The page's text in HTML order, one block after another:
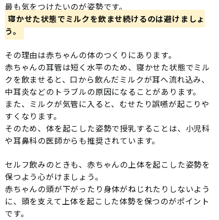
最も気をつけたいのが姿勢です。
寝かせた状態でミルクを飲ませ続けるのは避けましょ
う。
その理由は赤ちゃんの体のつくりにあります。
赤ちゃんの耳管は短く水平のため、寝かせた状態でミル
クを飲ませると、口から飲んだミルクが耳へ流れ込み、
中耳炎などのトラブルの原因になることがあります。
また、ミルクが気管に入ると、むせたり誤嚥が起こりや
すくなります。
そのため、体を起こした姿勢で授乳することは、小児科
や耳鼻科の医師からも推奨されています。
セルフ飲みのときも、赤ちゃんの上体を起こした姿勢を
保つよう心がけましょう。
赤ちゃんの頭が下がったり身体がねじれたりしないよう
に、頭を支えて上体を起こした体勢を保つのがポイント
です。